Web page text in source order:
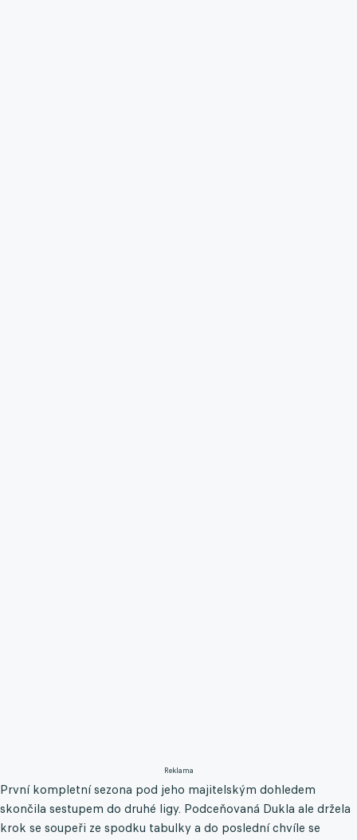
Reklama
První kompletní sezona pod jeho majitelským dohledem
skončila sestupem do druhé ligy. Podceňovaná Dukla ale držela
krok se soupeři ze spodku tabulky a do poslední chvíle se